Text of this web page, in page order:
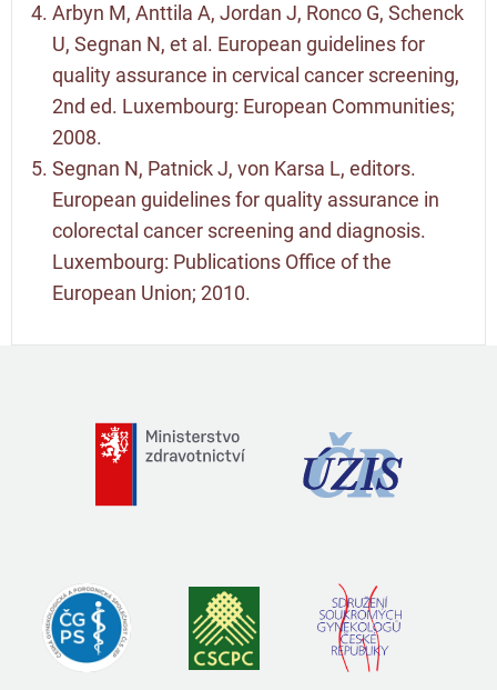
Arbyn M, Anttila A, Jordan J, Ronco G, Schenck
U, Segnan N, et al. European guidelines for
quality assurance in cervical cancer screening,
2nd ed. Luxembourg: European Communities;
2008.
Segnan N, Patnick J, von Karsa L, editors.
European guidelines for quality assurance in
colorectal cancer screening and diagnosis.
Luxembourg: Publications Office of the
European Union; 2010.